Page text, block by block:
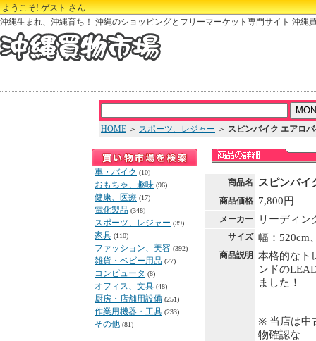
ようこそ! ゲスト さん
沖縄生まれ、沖縄育ち！ 沖縄のショッピングとフリーマーケット専門サイト 沖縄
HOME ＞ スポーツ、レジャー ＞ スピンバイク エアロ
車・バイク (10)
おもちゃ、趣味 (96)
健康、医療 (17)
電化製品 (348)
スポーツ、レジャー (39)
家具 (110)
ファッション、美容 (392)
雑貨・ベビー用品 (27)
コンピュータ (8)
オフィス、文具 (48)
厨房・店舗用設備 (251)
作業用機器・工具 (233)
その他 (81)
商品名 スピンバイ
商品価格 7,800円
メーカー リーディ
サイズ 幅：520cm
商品説明
本格的なト
ンドの
ました！
※ 当店は中
物確認な